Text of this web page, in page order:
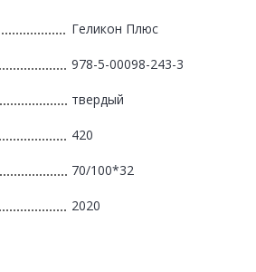
Геликон Плюс
978-5-00098-243-3
твердый
420
70/100*32
2020